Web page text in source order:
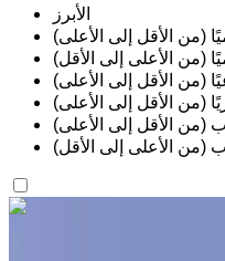
الأبرز